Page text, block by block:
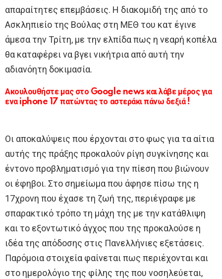
απαραίτητες επεμβάσεις. Η διακομιδή της από το
Ασκληπιείο της Βούλας στη ΜΕΘ του κατ έγινε
άμεσα την Τρίτη, με την ελπίδα πως η νεαρή κοπέλα
θα καταφέρει να βγει νικήτρια από αυτή την
αδιανόητη δοκιμασία.
Ακουλουθήστε μας στο Google news και λάβε μέρος για
ενα iphone 17 πατώντας το αστεράκι πάνω δεξιά !
Οι αποκαλύψεις που έρχονται στο φως για τα αίτια
αυτής της πράξης προκαλούν ρίγη συγκίνησης και
έντονο προβληματισμό για την πίεση που βιώνουν
οι έφηβοι. Στο σημείωμα που άφησε πίσω της η
17χρονη που έχασε τη ζωή της, περιέγραφε με
σπαρακτικό τρόπο τη μάχη της με την κατάθλιψη
και το εξοντωτικό άγχος που της προκαλούσε η
ιδέα της απόδοσης στις Πανελλήνιες εξετάσεις.
Παρόμοια στοιχεία φαίνεται πως περιέχονται και
στο ημερολόγιο της φίλης της που νοσηλεύεται,